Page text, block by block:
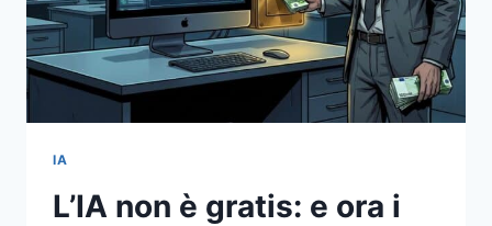
IA
L’IA non è gratis: e ora i